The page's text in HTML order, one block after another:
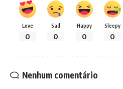
Love
0
Sad
0
Happy
0
Sleepy
0
Nenhum comentário